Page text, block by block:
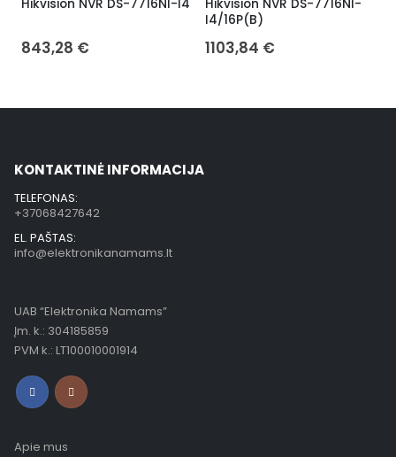
Hikvision NVR DS-7716NI-I4
843,28 €
Hikvision NVR DS-7716NI-
I4/16P(B)
1103,84 €
KONTAKTINĖ INFORMACIJA
TELEFONAS:
+37068427642
EL. PAŠTAS:
info@elektronikanamams.lt
UAB “Elektronika Namams”
Įm. k.: 304185859
PVM k.: LT100010001914
Apie mus